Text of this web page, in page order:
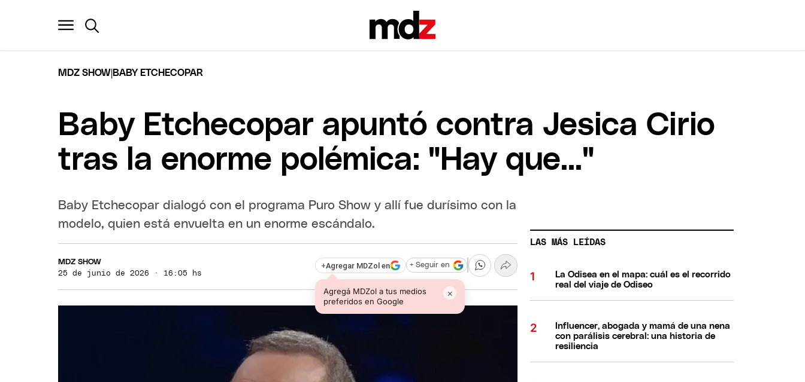
MDZ SHOW BABY ETCHECOPAR
Baby Etchecopar apuntó contra Jesica Cirio
tras la enorme polémica: "Hay que..."
Baby Etchecopar dialogó con el programa Puro Show y allí fue durísimo con la
modelo, quien está envuelta en un enorme escándalo.
MDZ SHOW
25 de junio de 2026 · 16:05 hs
+Agregar MDZol en
Agregá MDZol a tus medios
preferidos en Google
×
+ Seguir en
LAS MÁS LEÍDAS
La Odisea en el mapa: cuál es el recorrido
real del viaje de Odiseo
Influencer, abogada y mamá de una nena
con parálisis cerebral: una historia de
resiliencia